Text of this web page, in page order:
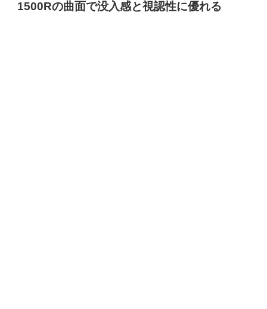
1500Rの曲面で没入感と視認性に優れる